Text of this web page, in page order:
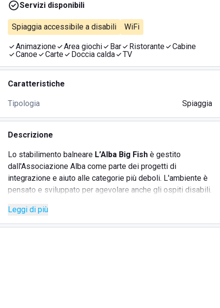
Servizi disponibili
Spiaggia accessibile a disabili WiFi
Animazione Area giochi Bar Ristorante
Cabine
Canoe
Carte Doccia calda TV
Caratteristiche
Tipologia Spiaggia
Descrizione
Lo stabilimento balneare L’Alba Big Fish è gestito
dall'Associazione Alba come parte dei progetti di
integrazione e aiuto alle categorie più deboli. L'ambiente è
pensato e sviluppato per agevolare anche gli ospiti disabili.
durante il tuo soggiorno offrendoti sia divertimento che
relax grazie a numerosi servizi.
Leggi di più